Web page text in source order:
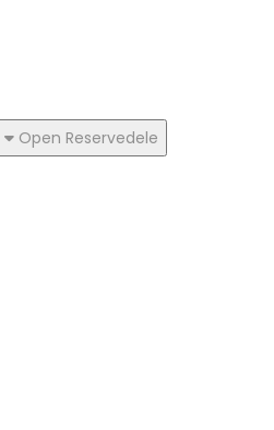
Open Reservedele